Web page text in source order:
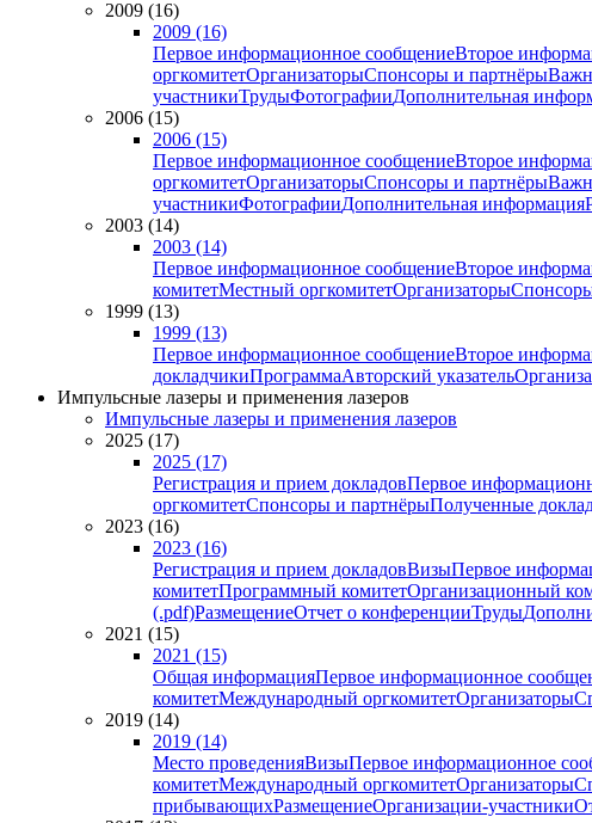
2009 (16)
2009 (16)
Первое информационное сообщениеВторое
оргкомитетОрганизаторыСпонсоры и партнёры
участникиТрудыФотографииДополнительная
2006 (15)
2006 (15)
Первое информационное сообщениеВторое
оргкомитетОрганизаторыСпонсоры и партнёры
участникиФотографииДополнительная информация
2003 (14)
2003 (14)
Первое информационное сообщениеВторое
комитетМестный оргкомитетОрганизаторы
1999 (13)
1999 (13)
Первое информационное сообщениеВторое
докладчикиПрограммаАвторский указатель
Импульсные лазеры и применения лазеров
Импульсные лазеры и применения лазеров
2025 (17)
2025 (17)
Регистрация и прием докладовПервое
оргкомитетСпонсоры и партнёрыПолученные
2023 (16)
2023 (16)
Регистрация и прием докладовВизыПервое
комитетПрограммный комитетОрганизационный
(.pdf)РазмещениеОтчет о конференцииТруды
2021 (15)
2021 (15)
Общая информацияПервое информационное
комитетМеждународный оргкомитетОрганизаторы
2019 (14)
2019 (14)
Место проведенияВизыПервое информационное
комитетМеждународный оргкомитетОрганизаторы
прибывающихРазмещениеОрганизации-участники